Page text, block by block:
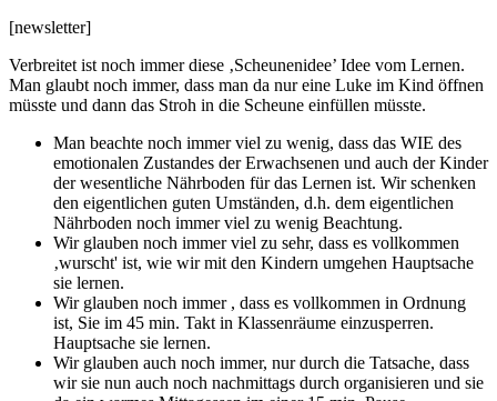
[newsletter]
Verbreitet ist noch immer diese ‚Scheunenidee’ Idee vom Lernen.
Man glaubt noch immer, dass man da nur eine Luke im Kind öffnen
müsste und dann das Stroh in die Scheune einfüllen müsste.
Man beachte noch immer viel zu wenig, dass das WIE des
emotionalen Zustandes der Erwachsenen und auch der Kinder
der wesentliche Nährboden für das Lernen ist. Wir schenken
den eigentlichen guten Umständen, d.h. dem eigentlichen
Nährboden noch immer viel zu wenig Beachtung.
Wir glauben noch immer viel zu sehr, dass es vollkommen
‚wurscht' ist, wie wir mit den Kindern umgehen Hauptsache
sie lernen.
Wir glauben noch immer , dass es vollkommen in Ordnung
ist, Sie im 45 min. Takt in Klassenräume einzusperren.
Hauptsache sie lernen.
Wir glauben auch noch immer, nur durch die Tatsache, dass
wir sie nun auch noch nachmittags durch organisieren und sie